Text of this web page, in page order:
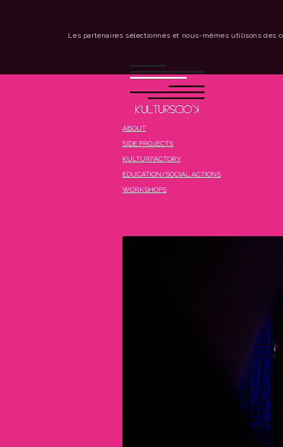
ABOUT
SIDE PROJECTS
KULTURFACTORY
EDUCATION/SOCIAL ACTIONS
WORKSHOPS
Les partenaires sélectionnés et nous-mêmes utilisons des